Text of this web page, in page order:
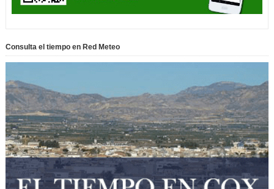
Consulta el tiempo en Red Meteo